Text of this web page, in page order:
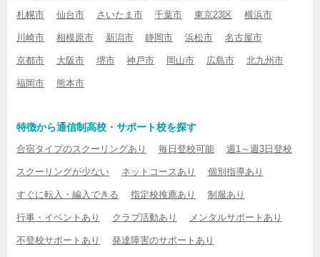
札幌市 仙台市 さいたま市 千葉市 東京23区 横浜市
川崎市 相模原市 新潟市 静岡市 浜松市 名古屋市
京都市 大阪市 堺市 神戸市 岡山市 広島市 北九州市
福岡市 熊本市
特徴から通信制高校・サポート校を探す
合宿タイプのスクーリングあり 毎日登校可能 週1～週3日登校
スクーリングが少ない ネットコースあり 個別指導あり
すぐに転入・編入できる 指定校推薦あり 制服あり
行事・イベントあり クラブ活動あり メンタルサポートあり
不登校サポートあり 発達障害のサポートあり